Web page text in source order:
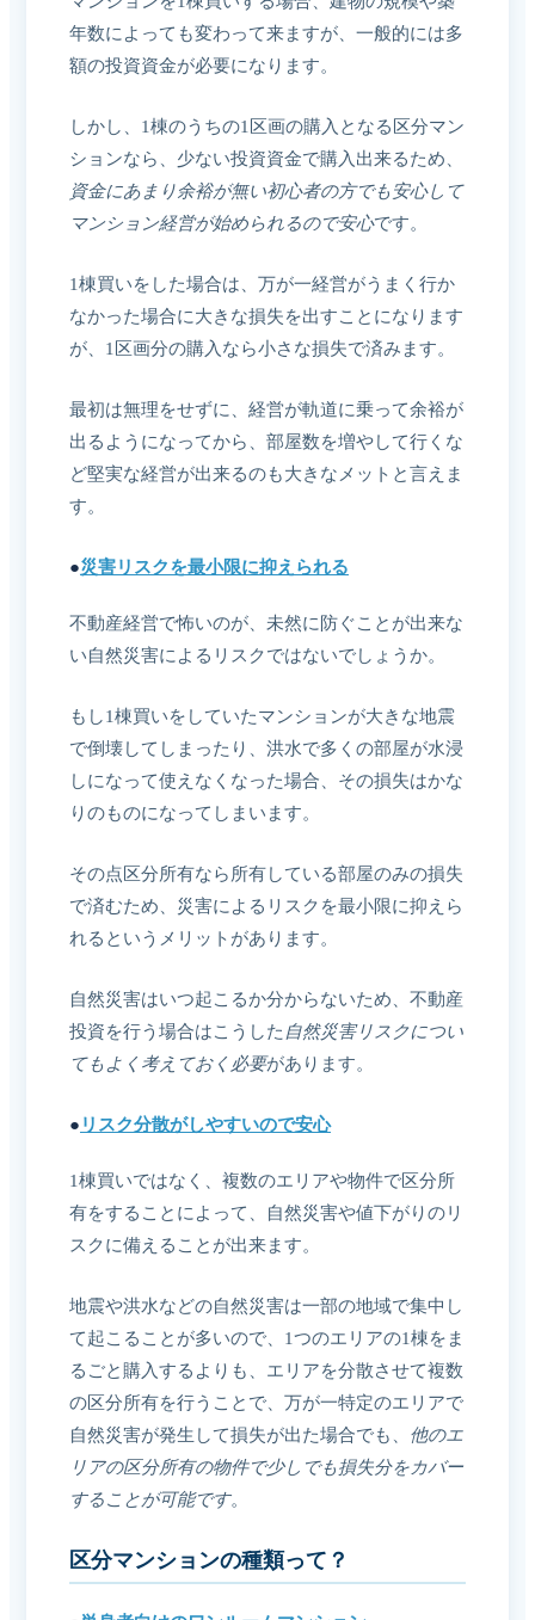
年数によっても変わって来ますが、一般的には多
額の投資資金が必要になります。
しかし、1棟のうちの1区画の購入となる区分マン
ションなら、少ない投資資金で購入出来るため、
資金にあまり余裕が無い初心者の方でも安心して
マンション経営が始められるので安心です。
1棟買いをした場合は、万が一経営がうまく行か
なかった場合に大きな損失を出すことになります
が、1区画分の購入なら小さな損失で済みます。
最初は無理をせずに、経営が軌道に乗って余裕が
出るようになってから、部屋数を増やして行くな
ど堅実な経営が出来るのも大きなメットと言えま
す。
●災害リスクを最小限に抑えられる
不動産経営で怖いのが、未然に防ぐことが出来な
い自然災害によるリスクではないでしょうか。
もし1棟買いをしていたマンションが大きな地震
で倒壊してしまったり、洪水で多くの部屋が水浸
しになって使えなくなった場合、その損失はかな
りのものになってしまいます。
その点区分所有なら所有している部屋のみの損失
で済むため、災害によるリスクを最小限に抑えら
れるというメリットがあります。
自然災害はいつ起こるか分からないため、不動産
投資を行う場合はこうした 自然災害リスクについ
てもよく考えておく必要があります。
● リスク分散がしやすいので安心
1棟買いではなく、複数のエリアや物件で区分所
有をすることによって、自然災害や値下がりのリ
スクに備えることが出来ます。
地震や洪水などの自然災害は一部の地域で集中し
て起こることが多いので、1つのエリアの1棟をま
るごと購入するよりも、エリアを分散させて複数
の区分所有を行うことで、万が一特定のエリアで
自然災害が発生して損失が出た場合でも、 他のエ
リアの区分所有の物件で少しでも損失分をカバー
することが可能です。
区分マンションの種類って？